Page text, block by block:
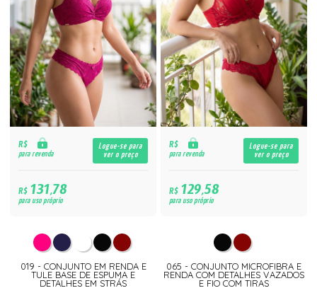
R$
para revenda
Logue-se para
ver o preço
R$131,78
para uso próprio
019 - CONJUNTO EM RENDA E
TULE BASE DE ESPUMA E
DETALHES EM STRÁS
R$
para revenda
Logue-se para
ver o preço
R$129,58
para uso próprio
065 - CONJUNTO MICROFIBRA E
RENDA COM DETALHES VAZADOS
E FIO COM TIRAS